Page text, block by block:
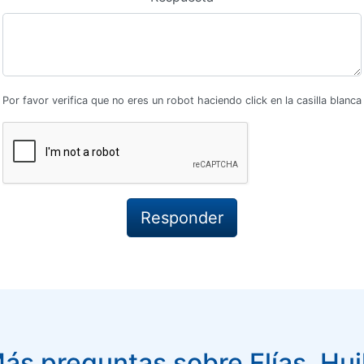
Por favor verifica que no eres un robot haciendo click en la casilla blanca